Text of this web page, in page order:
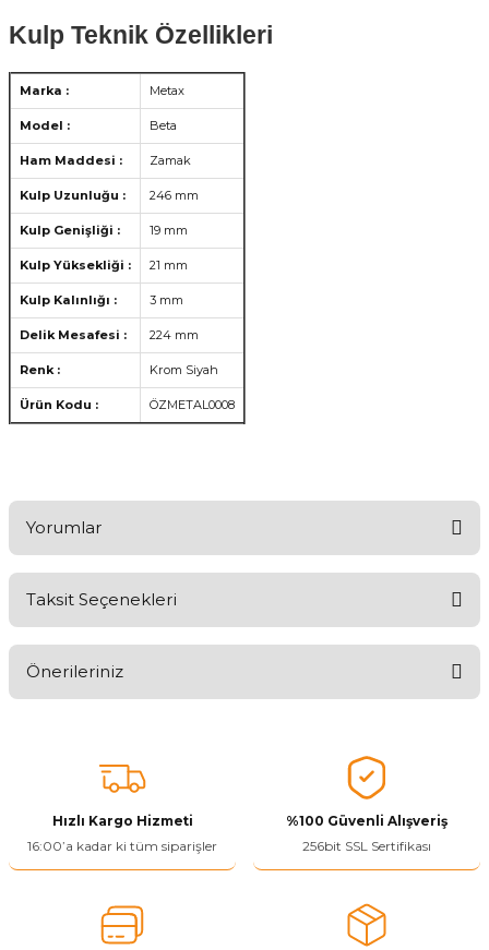
Kulp Teknik Özellikleri
Marka : Metax
Model : Beta
Ham Maddesi : Zamak
Kulp Uzunluğu : 246 mm
Kulp Genişliği : 19 mm
Kulp Yüksekliği : 21 mm
Kulp Kalınlığı : 3 mm
Delik Mesafesi : 224 mm
Renk : Krom Siyah
Ürün Kodu : ÖZMETAL0008
Yorumlar
Taksit Seçenekleri
Önerileriniz
tarafımıza iletebilirsiniz.
Görüş ve önerileriniz için teşekkür ederiz.
Ürün resmi kalitesiz, bozuk veya görüntülenemiyor.
Ürün bilgilerinde hatalar bulunuyor.
Ürün fiyatı diğer sitelerden daha pahalı.
Hızlı Kargo Hizmeti
16:00’a kadar ki tüm siparişler
%100 Güvenli Alışveriş
256bit SSL Sertifikası